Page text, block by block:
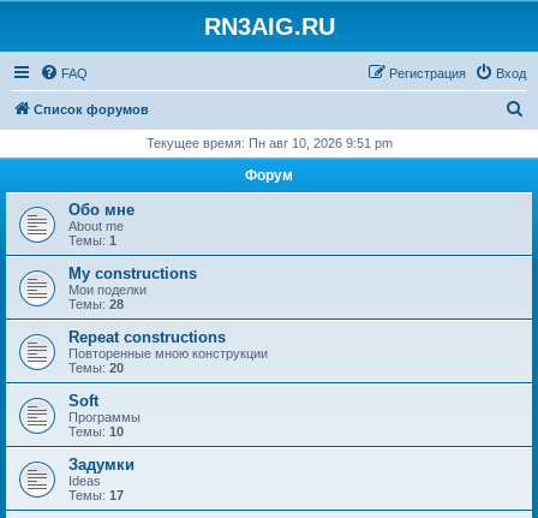
RN3AIG.RU
FAQ Вход
Регистрация
Список форумов
с
Текущее время: Пн авг 10, 2026 9:51 pm
Форум
Обо мне
About me
Темы: 1
My constructions
Мои поделки
Темы: 28
Repeat constructions
Повторенные мною конструкции
Темы: 20
Soft
Программы
Темы: 10
Задумки
Ideas
Темы: 17